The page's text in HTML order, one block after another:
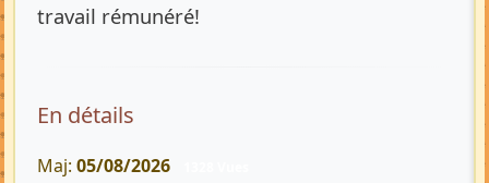
travail rémunéré!
En détails
Maj: 05/08/2026